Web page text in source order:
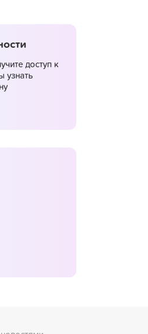
доступ к
узнать